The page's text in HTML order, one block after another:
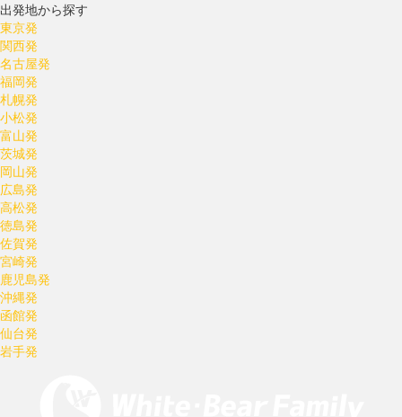
出発地から探す
東京発
関西発
名古屋発
福岡発
札幌発
小松発
富山発
茨城発
岡山発
広島発
高松発
徳島発
佐賀発
宮崎発
鹿児島発
沖縄発
函館発
仙台発
岩手発